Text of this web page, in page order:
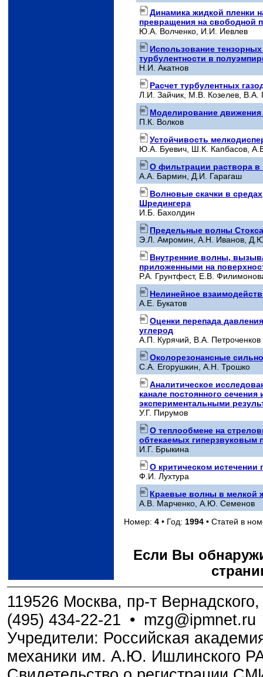
Динамика жидкой пленки
превращения на свободной
Ю.А. Волченко, И.И. Иевлев
Использование
турбулентности в
Н.И. Акатнов
Расчет турбулентных
Л.И. Зайчик, М.В. Козелев, В.А.
Моделирование движения
П.К. Волков
Устойчивость
Ю.А. Буевич, Ш.К. Капбасов,
О фильтрации раствора в
А.А. Бармин, Д.И. Гарагаш
Волновые скачки в
Шредингера
И.Б. Бахолдин
Предельные волны
Э.Л. Амромин, А.Н. Иванов,
Внутренние волны,
приложенными на
Р.А. Грунтфест, Е.В.
Нелинейное
А.Е. Букатов
Оценки перепада
углерод
А.П. Курячий, В.А. Петроченков
Околорезонансные
С.А. Егорушкин, А.Н. Трошко
Аналитическое
канале постоянного
экспериментальными
У.Г. Пирумов
О теплообмене на
обтекаемых гиперзвуковым
И.Г. Брыкина
О критическом истечении
Ф.И. Лухтура
Краевые волны в мелкой
А.В. Марченко, А.Ю. Семенов
Номер:4 • Год: 1994 • Статей в
Если Вы
119526 Москва, пр-т
(495) 434-22-21 • mzg@ipmnet.ru
Учредители: Российская
механики им. А.Ю. Ишлинского